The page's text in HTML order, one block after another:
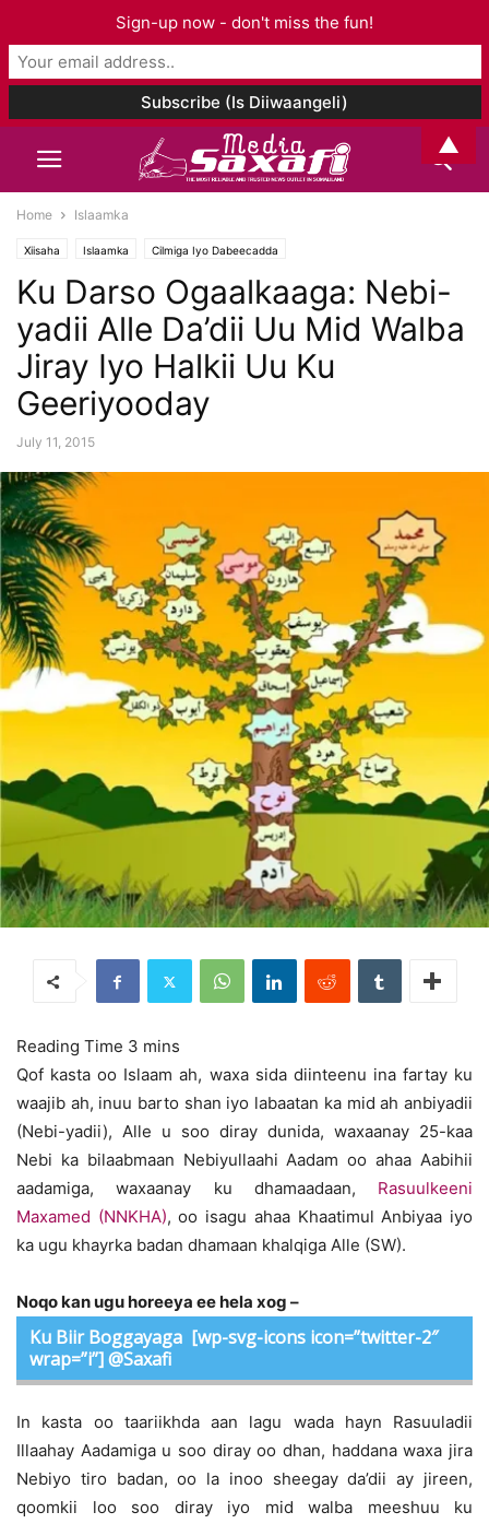
Home Islaamka
Xiisaha Islaamka Cilmiga Iyo Dabeecadda
Ku Darso Ogaalkaaga: Nebi-
yadii Alle Da’dii Uu Mid Walba
Jiray Iyo Halkii Uu Ku
Geeriyooday
July 11, 2015
Qof kasta oo Islaam ah, waxa sida diinteenu ina fartay ku
waajib ah, inuu barto shan iyo labaatan ka mid ah anbiyadii
(Nebi-yadii), Alle u soo diray dunida, waxaanay 25-kaa
Nebi ka bilaabmaan Nebiyullaahi Aadam oo ahaa Aabihii
aadamiga, waxaanay ku dhamaadaan, Rasuulkeeni
Maxamed (NNKHA), oo isagu ahaa Khaatimul Anbiyaa iyo
ka ugu khayrka badan dhamaan khalqiga Alle (SW).
Noqo kan ugu horeeya ee hela xog –
Ku Biir Boggayaga [wp-svg-icons icon=”twitter-2″
wrap=”i”] @Saxafi
In kasta oo taariikhda aan lagu wada hayn Rasuuladii
Illaahay Aadamiga u soo diray oo dhan, haddana waxa jira
Nebiyo tiro badan, oo la inoo sheegay da’dii ay jireen,
qoomkii loo soo diray iyo mid walba meeshuu ku
Sign-up now - don't miss the fun!
▲